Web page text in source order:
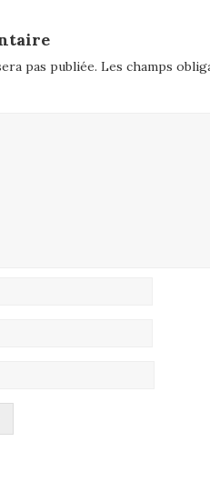
pas publiée. Les champs